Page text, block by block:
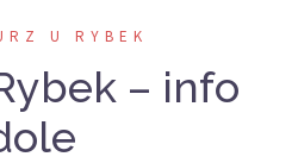
U RYBEK
– info